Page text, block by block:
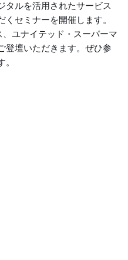
タルを活用されたサービス
く セミナーを開催します。
ユナイテッド・スーパーマ
登壇いただきます。ぜひ参